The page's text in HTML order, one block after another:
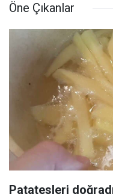
Öne Çıkanlar
Patatesleri